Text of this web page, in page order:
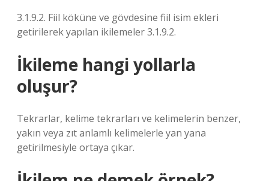
3.1.9.2. Fiil köküne ve gövdesine fiil isim ekleri
getirilerek yapılan ikilemeler 3.1.9.2.
İkileme hangi yollarla
oluşur?
Tekrarlar, kelime tekrarları ve kelimelerin benzer,
yakın veya zıt anlamlı kelimelerle yan yana
getirilmesiyle ortaya çıkar.